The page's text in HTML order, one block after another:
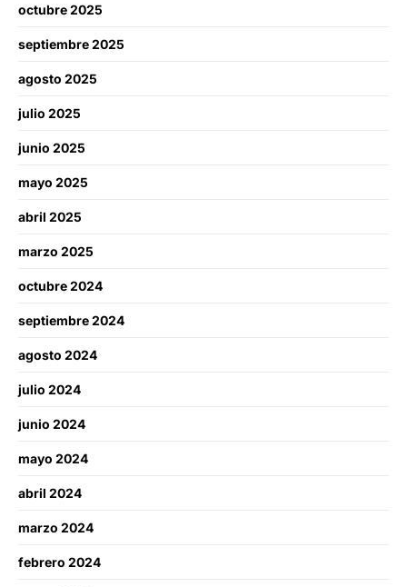
octubre 2025
septiembre 2025
agosto 2025
julio 2025
junio 2025
mayo 2025
abril 2025
marzo 2025
octubre 2024
septiembre 2024
agosto 2024
julio 2024
junio 2024
mayo 2024
abril 2024
marzo 2024
febrero 2024